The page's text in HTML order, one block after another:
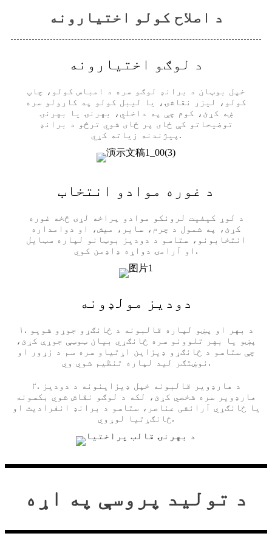
د اصلاح کولو اختیارونه
د لوګو اختیارونه
خپل بوټان د برانډ لوګو سره د امباس کولو، چاپ
کولو، لیزر نقاشۍ، یا لیبل کولو په کارولو سره
ښه کړئ، کوم چې په داخلي، بهرنۍ یا بهرنۍ
توضیحاتو کې ځای پر ځای شوي ترڅو د برانډ
پیژندنه زیاته کړي.
د غوره موادو انتخاب
د لوړ کیفیت لرونکو موادو پراخه لړۍ څخه غوره
کړئ، په شمول د چرم، سابر، میش، او دوامداره
انتخابونو، ستاسو د دودیز بوټانو لپاره سټایل
او آرامۍ دواړه ډاډمن کوي.
دودیز مولډونه
۱. د بهر او پښو لپاره قالبونه د ځانګړو جوړو شویو
پښو یا بهر تلوونو سره ځانګړي بیان ټوټې جوړې کړئ،
چې ستاسو د ځانګړو ډیزاین اړتیاو سره سم د زړور او
نوښتګر لید لپاره تنظیم شوي وي.
۲. د هارډویر قالبونه خپل ډیزاینونه د دودیز
هارډویر سره شخصي کړئ، لکه د لوګو نقاش شوي بکسونه
یا ځانګړي آرائشی عناصر، ستاسو د برانډ انفرادیت او
ځانګړتیا لوړوي.
د تولید پروسې په اړه